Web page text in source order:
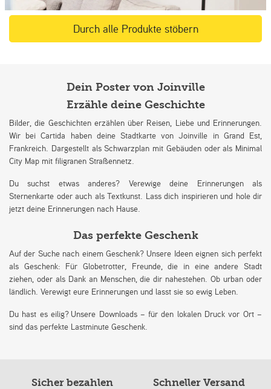
Durch alle Produkte stöbern
Dein Poster von Joinville
Erzähle deine Geschichte
Bilder, die Geschichten erzählen über Reisen, Liebe und Erinnerungen.
Wir bei Cartida haben deine Stadtkarte von Joinville in Grand Est,
Frankreich. Dargestellt als Schwarzplan mit Gebäuden oder als Minimal
City Map mit filigranen Straßennetz.
Du suchst etwas anderes? Verewige deine Erinnerungen als
Sternenkarte oder auch als Textkunst. Lass dich inspirieren und hole dir
jetzt deine Erinnerungen nach Hause.
Das perfekte Geschenk
Auf der Suche nach einem Geschenk? Unsere Ideen eignen sich perfekt
als Geschenk: Für Globetrotter, Freunde, die in eine andere Stadt
ziehen, oder als Dank an Menschen, die dir nahestehen. Ob urban oder
ländlich. Verewigt eure Erinnerungen und lasst sie so ewig Leben.
Du hast es eilig? Unsere Downloads – für den lokalen Druck vor Ort –
sind das perfekte Lastminute Geschenk.
Sicher bezahlen Schneller Versand